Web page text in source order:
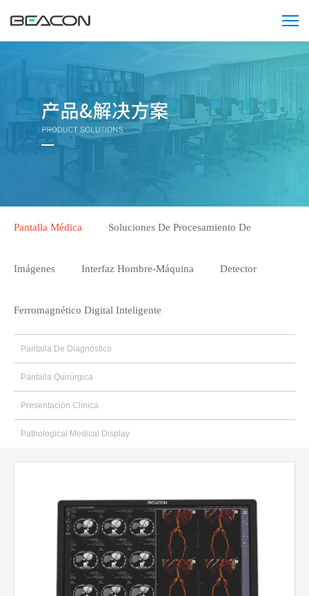
Pantalla Médica Soluciones De Procesamiento De
Imágenes Interfaz Hombre-Máquina Detector
Ferromagnético Digital Inteligente
Pantalla De Diagnóstico
Pantalla Quirúrgica
Presentación Clínica
Pathological Medical Display